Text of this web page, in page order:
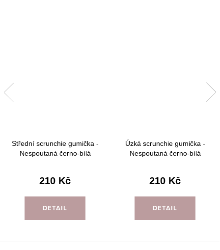
Střední scrunchie gumička -
Nespoutaná černo-bílá
210 Kč
DETAIL
Úzká scrunchie gumička -
Nespoutaná černo-bílá
210 Kč
DETAIL